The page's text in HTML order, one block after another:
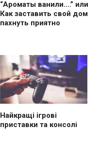
“Ароматы ванили….” или
Как заставить свой дом
пахнуть приятно
Найкращі ігрові
приставки та консолі